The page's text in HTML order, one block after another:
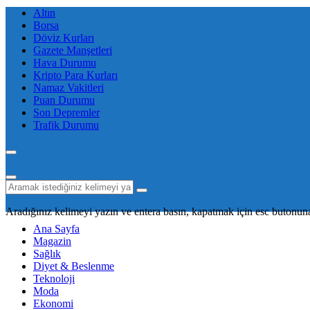
Altın
Borsa
Döviz Kurları
Gazete Manşetleri
Hava Durumu
Kripto Para Kurları
Namaz Vakitleri
Puan Durumu
Son Depremler
Trafik Durumu
Aradığınız kelimeyi yazın ve entera basın, kapatmak için esc
Ana Sayfa
Magazin
Sağlık
Diyet & Beslenme
Teknoloji
Moda
Ekonomi